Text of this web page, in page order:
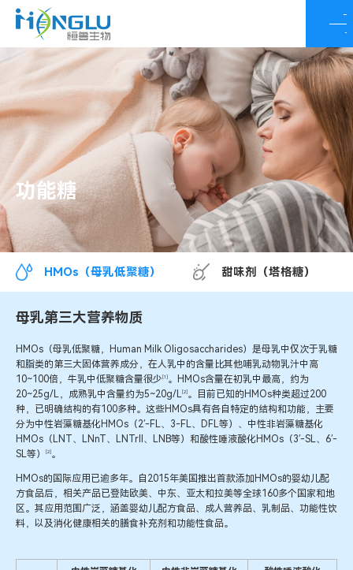
功能糖
HMOs（母乳低聚糖） 甜味剂（塔格糖）
母乳第三大营养物质
HMOs（母乳低聚糖，Human Milk Oligosaccharides）是母乳中仅次于乳糖
和脂类的第三大固体营养成分，在人乳中的含量比其他哺乳动物乳汁中高
10~100倍，牛乳中低聚糖含量很少 [1] 。HMOs含量在初乳中最高，约为
20~25g/L，成熟乳中含量约为5~20g/L[2] 。目前已知的HMOs种类超过200
种，已明确结构的有100多种。这些HMOs具有各自特定的结构和功能，主要
分为中性岩藻糖基化HMOs（2′-FL、3-FL、DFL等）、中性非岩藻糖基化
HMOs（LNT、LNnT、LNTrII、LNB等）和酸性唾液酸化HMOs（3′-SL、6′-
SL等）
[2] 。
HMOs的国际应用已逾多年。自2015年美国推出首款添加HMOs的婴幼儿配
方食品后，相关产品已登陆欧美、中东、亚太和拉美等全球160多个国家和地
区。其应用范围广泛，涵盖婴幼儿配方食品、成人营养品、乳制品、功能性饮
料，以及消化健康相关的膳食补充剂和功能性食品。